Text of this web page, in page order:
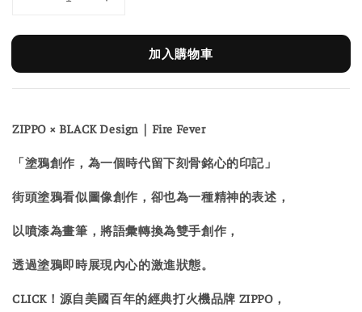
加入購物車
ZIPPO × BLACK Design｜Fire Fever
「塗鴉創作，為一個時代留下刻骨銘心的印記」
街頭塗鴉看似圖像創作，卻也為一種精神的表述，
以噴漆為畫筆，將語彙轉換為雙手創作，
透過塗鴉即時展現內心的激進狀態。
CLICK！源自美國百年的經典打火機品牌 ZIPPO，